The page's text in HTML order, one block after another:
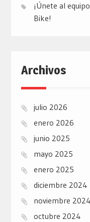
¡Únete al
Bike!
Archivos
julio 2026
enero 2026
junio 2025
mayo 2025
enero 2025
diciembre 2024
noviembre 2024
octubre 2024